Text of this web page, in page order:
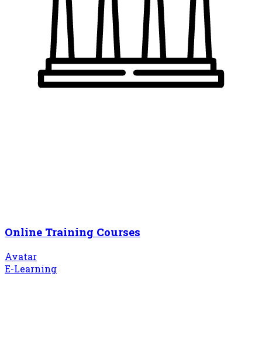
Online Training Courses
Avatar
E-Learning